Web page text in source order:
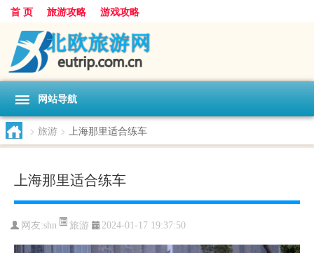
首 页 旅游攻略 游戏攻略
网站导航
> 旅游 > 上海那里适合练车
上海那里适合练车
网友:shn 旅游 2024-01-17 19:37:50